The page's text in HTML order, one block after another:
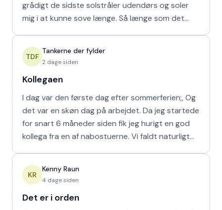
grådigt de sidste solstråler udendørs og soler
mig i at kunne sove længe. Så længe som det
TDF
Tankerne der fylder
2 dage siden
Kollegaen
I dag var den første dag efter sommerferien;, Og
det var en skøn dag på arbejdet. Da jeg startede
for snart 6 måneder siden fik jeg hurigt en god
kollega fra en af nabostuerne. Vi faldt naturligt
KR
Kenny Raun
4 dage siden
Det er i orden